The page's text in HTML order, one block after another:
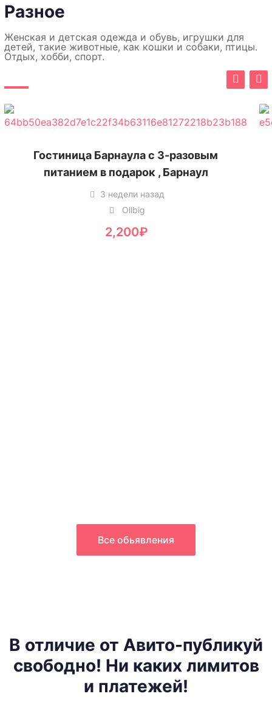
Разное
Женская и детская одежда и обувь, игрушки для
детей, такие животные, как кошки и собаки, птицы.
Отдых, хобби, спорт.
Гостиница Барнаула с 3-разовым
питанием в подарок , Барнаул
3 недели назад
Ollbig
2,200₽
Все обьявления
В отличие от Авито-публикуй
свободно! Ни каких лимитов
и платежей!